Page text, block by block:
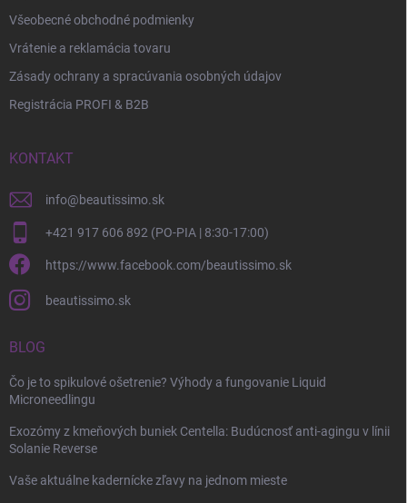
Všeobecné obchodné podmienky
Vrátenie a reklamácia tovaru
Zásady ochrany a spracúvania osobných údajov
Registrácia PROFI & B2B
KONTAKT
info@beautissimo.sk
+421 917 606 892 (PO-PIA | 8:30-17:00)
https://www.facebook.com/beautissimo.sk
beautissimo.sk
BLOG
Čo je to spikulové ošetrenie? Výhody a fungovanie Liquid
Microneedlingu
Exozómy z kmeňových buniek Centella: Budúcnosť anti-agingu v línii
Solanie Reverse
Vaše aktuálne kadernícke zľavy na jednom mieste